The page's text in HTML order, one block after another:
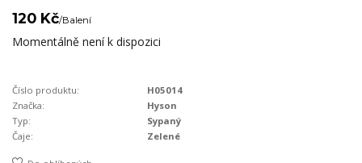
120 Kč/Balení
Momentálně není k dispozici
Číslo produktu:
H05014
Značka:
Hyson
Typ:
Sypaný
Čaje:
Zelené